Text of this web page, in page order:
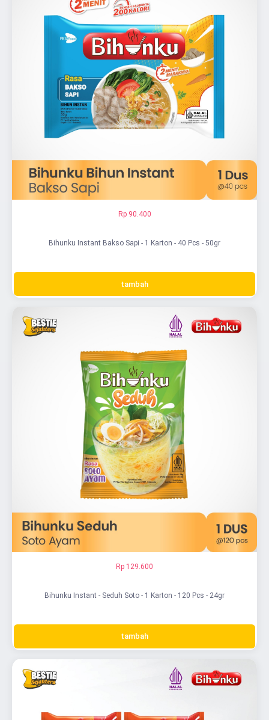
Rp 90.400
Bihunku Instant Bakso Sapi - 1 Karton - 40 Pcs - 50gr
tambah
Rp 129.600
Bihunku Instant - Seduh Soto - 1 Karton - 120 Pcs - 24gr
tambah